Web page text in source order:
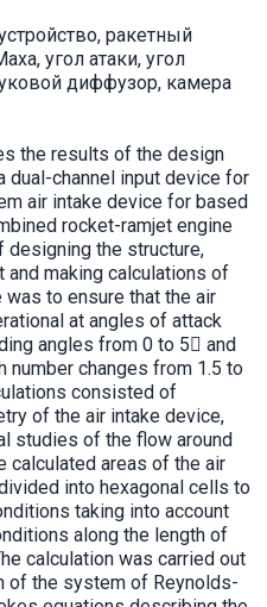
ракетный
угол атаки, угол
диффузор, камера
the results of the design
dual-channel input device for
air intake device for based
rocket-ramjet engine
designing the structure,
and making calculations of
to ensure that the air
at angles of attack
angles from 0 to 5 and
number changes from 1.5 to
consisted of
of the air intake device,
studies of the flow around
calculated areas of the air
into hexagonal cells to
taking into account
along the length of
calculation was carried out
of the system of Reynolds-